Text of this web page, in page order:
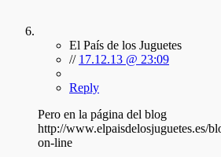
El País de los Juguetes
// 17.12.13 @ 23:09
Reply
Pero en la página del blog
http://www.elpaisdelosjuguetes.es/
on-line